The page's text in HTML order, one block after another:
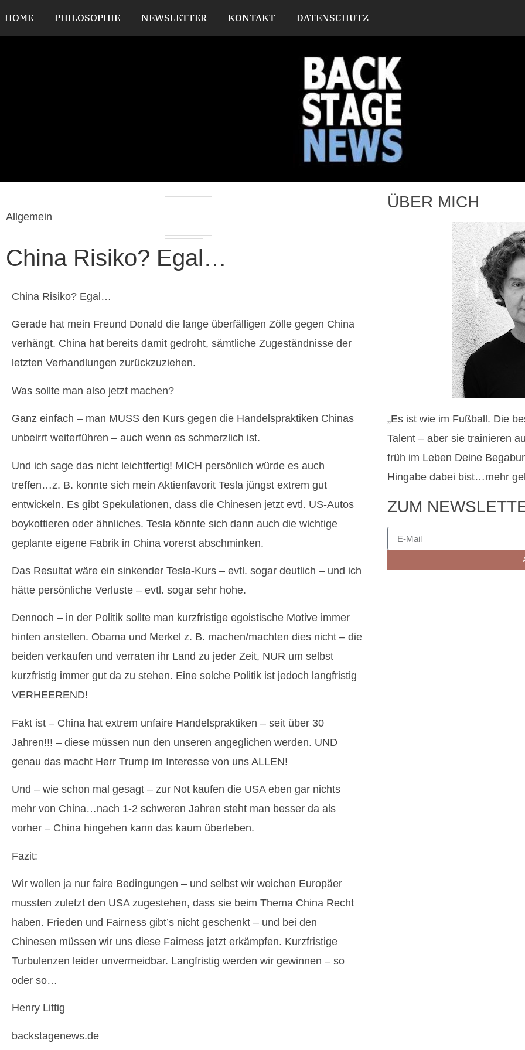
HOME PHILOSOPHIE NEWSLETTER KONTAKT DATENSCHUTZ
Allgemein
China Risiko? Egal…
China Risiko? Egal…
Gerade hat mein Freund Donald die lange überfälligen Zölle gegen China
verhängt. China hat bereits damit gedroht, sämtliche Zugeständnisse der
letzten Verhandlungen zurückzuziehen.
Was sollte man also jetzt machen?
Ganz einfach – man MUSS den Kurs gegen die Handelspraktiken Chinas
unbeirrt weiterführen – auch wenn es schmerzlich ist.
Und ich sage das nicht leichtfertig! MICH persönlich würde es auch
treffen…z. B. konnte sich mein Aktienfavorit Tesla jüngst extrem gut
entwickeln. Es gibt Spekulationen, dass die Chinesen jetzt evtl. US-Autos
boykottieren oder ähnliches. Tesla könnte sich dann auch die wichtige
geplante eigene Fabrik in China vorerst abschminken.
Das Resultat wäre ein sinkender Tesla-Kurs – evtl. sogar deutlich – und ich
hätte persönliche Verluste – evtl. sogar sehr hohe.
Dennoch – in der Politik sollte man kurzfristige egoistische Motive immer
hinten anstellen. Obama und Merkel z. B. machen/machten dies nicht – die
beiden verkaufen und verraten ihr Land zu jeder Zeit, NUR um selbst
kurzfristig immer gut da zu stehen. Eine solche Politik ist jedoch langfristig
VERHEEREND!
Fakt ist – China hat extrem unfaire Handelspraktiken – seit über 30
Jahren!!! – diese müssen nun den unseren angeglichen werden. UND
genau das macht Herr Trump im Interesse von uns ALLEN!
Und – wie schon mal gesagt – zur Not kaufen die USA eben gar nichts
mehr von China…nach 1-2 schweren Jahren steht man besser da als
vorher – China hingehen kann das kaum überleben.
Fazit:
Wir wollen ja nur faire Bedingungen – und selbst wir weichen Europäer
mussten zuletzt den USA zugestehen, dass sie beim Thema China Recht
haben. Frieden und Fairness gibt’s nicht geschenkt – und bei den
Chinesen müssen wir uns diese Fairness jetzt erkämpfen. Kurzfristige
Turbulenzen leider unvermeidbar. Langfristig werden wir gewinnen – so
oder so…
Henry Littig
backstagenews.de
ÜBER MICH
„Es ist wie im Fußball. Die
Talent – aber sie trainieren
früh im Leben Deine
Hingabe dabei bist…mehr
ZUM